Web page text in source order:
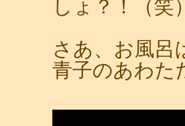
しょ？！（笑）
さあ、お風呂
青子のあわた